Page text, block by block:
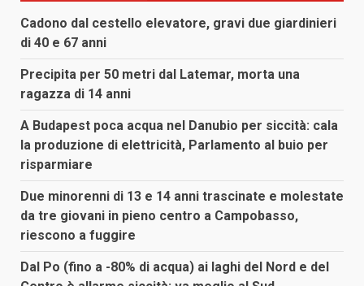
Cadono dal cestello elevatore, gravi due giardinieri
di 40 e 67 anni
Precipita per 50 metri dal Latemar, morta una
ragazza di 14 anni
A Budapest poca acqua nel Danubio per siccità: cala
la produzione di elettricità, Parlamento al buio per
risparmiare
Due minorenni di 13 e 14 anni trascinate e molestate
da tre giovani in pieno centro a Campobasso,
riescono a fuggire
Dal Po (fino a -80% di acqua) ai laghi del Nord e del